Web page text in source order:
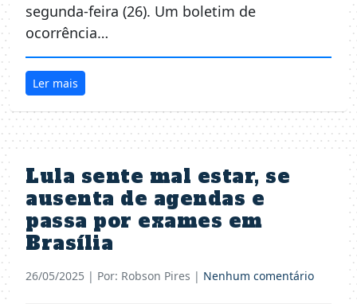
segunda-feira (26). Um boletim de
ocorrência…
Ler mais
Lula sente mal estar, se
ausenta de agendas e
passa por exames em
Brasília
26/05/2025 | Por: Robson Pires | Nenhum comentário